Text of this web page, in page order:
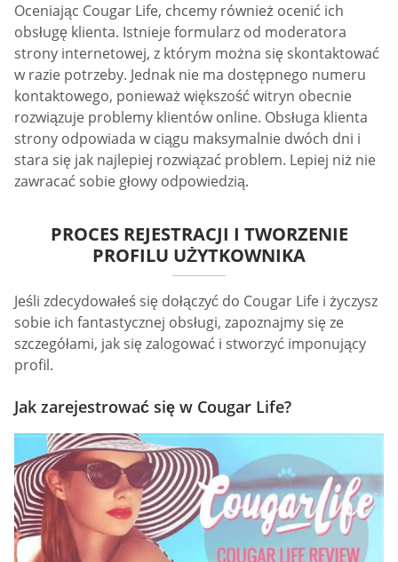
Oceniając Cougar Life, chcemy również ocenić ich
obsługę klienta. Istnieje formularz od moderatora
strony internetowej, z którym można się skontaktować
w razie potrzeby. Jednak nie ma dostępnego numeru
kontaktowego, ponieważ większość witryn obecnie
rozwiązuje problemy klientów online. Obsługa klienta
strony odpowiada w ciągu maksymalnie dwóch dni i
stara się jak najlepiej rozwiązać problem. Lepiej niż nie
zawracać sobie głowy odpowiedzią.
PROCES REJESTRACJI I TWORZENIE
PROFILU UŻYTKOWNIKA
Jeśli zdecydowałeś się dołączyć do Cougar Life i życzysz
sobie ich fantastycznej obsługi, zapoznajmy się ze
szczegółami, jak się zalogować i stworzyć imponujący
profil.
Jak zarejestrować się w Cougar Life?